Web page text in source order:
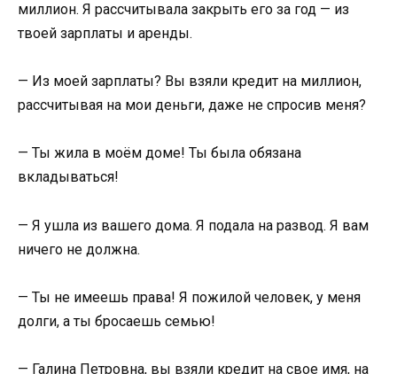
миллион. Я рассчитывала закрыть его за год — из
твоей зарплаты и аренды.
— Из моей зарплаты? Вы взяли кредит на миллион,
рассчитывая на мои деньги, даже не спросив меня?
— Ты жила в моём доме! Ты была обязана
вкладываться!
— Я ушла из вашего дома. Я подала на развод. Я вам
ничего не должна.
— Ты не имеешь права! Я пожилой человек, у меня
долги, а ты бросаешь семью!
— Галина Петровна, вы взяли кредит на свое имя, на